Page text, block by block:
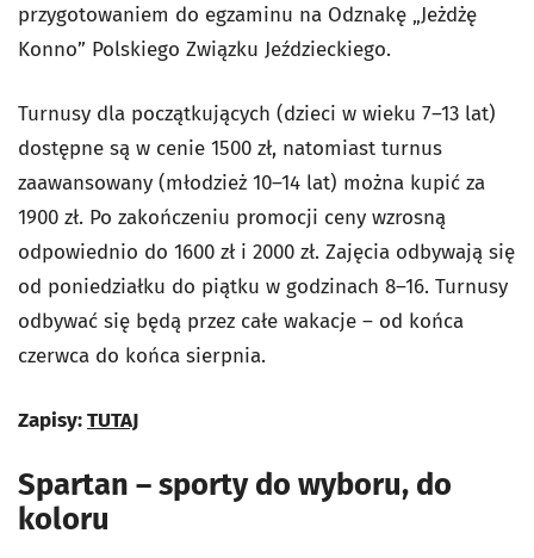
przygotowaniem do egzaminu na Odznakę „Jeżdżę
Konno” Polskiego Związku Jeździeckiego.
Turnusy dla początkujących (dzieci w wieku 7–13 lat)
dostępne są w cenie 1500 zł, natomiast turnus
zaawansowany (młodzież 10–14 lat) można kupić za
1900 zł. Po zakończeniu promocji ceny wzrosną
odpowiednio do 1600 zł i 2000 zł. Zajęcia odbywają się
od poniedziałku do piątku w godzinach 8–16. Turnusy
odbywać się będą przez całe wakacje – od końca
czerwca do końca sierpnia.
Zapisy:TUTAJ
Spartan – sporty do wyboru, do
koloru